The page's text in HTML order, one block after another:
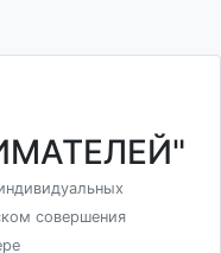
совершения